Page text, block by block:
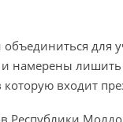
для
намерены
входит
Республики